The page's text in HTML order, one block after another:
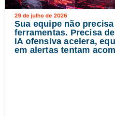
29 de julho de 2026
Sua equipe não
ferramentas. Precisa
IA ofensiva acelera,
em alertas tentam